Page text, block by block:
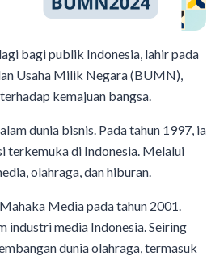
bagi publik Indonesia, lahir pada
Usaha Milik Negara (BUMN),
kemajuan bangsa.
dunia bisnis. Pada tahun 1997, ia
terkemuka di Indonesia. Melalui
olahraga, dan hiburan.
Media pada tahun 2001.
industri media Indonesia. Seiring
dunia olahraga, termasuk